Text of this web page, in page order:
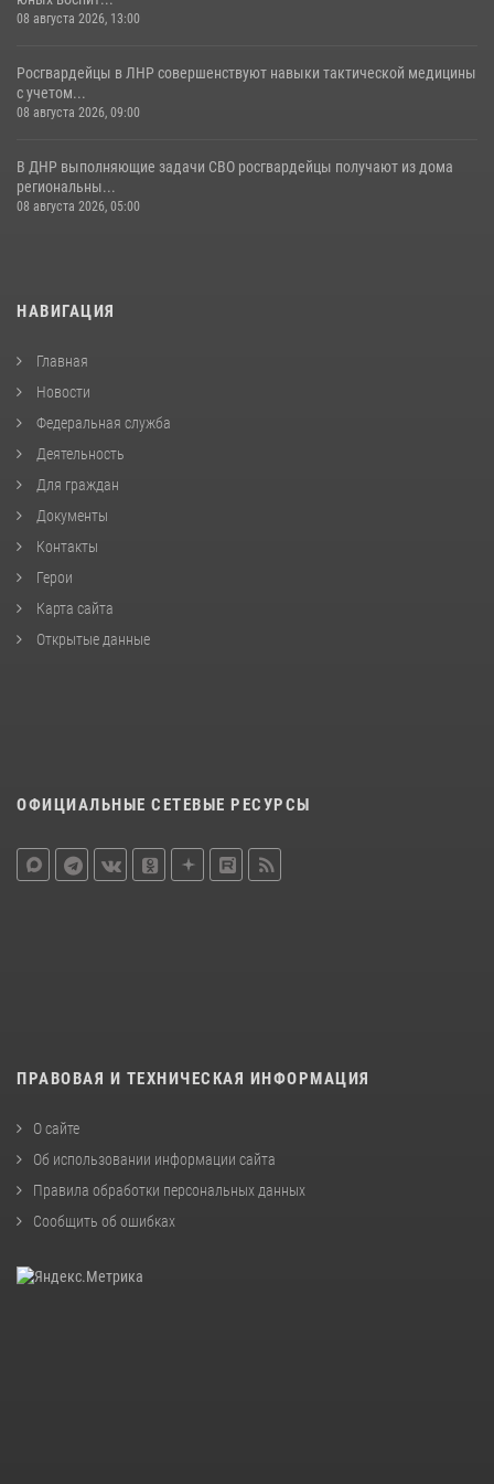
08 августа 2026, 13:00
Росгвардейцы в ЛНР совершенствуют навыки тактической медицины
с учетом...
08 августа 2026, 09:00
В ДНР выполняющие задачи СВО росгвардейцы получают из дома
региональны...
08 августа 2026, 05:00
НАВИГАЦИЯ
Главная
Новости
Федеральная служба
Деятельность
Для граждан
Документы
Контакты
Герои
Карта сайта
Открытые данные
ОФИЦИАЛЬНЫЕ СЕТЕВЫЕ РЕСУРСЫ
ПРАВОВАЯ И ТЕХНИЧЕСКАЯ ИНФОРМАЦИЯ
О сайте
Об использовании информации сайта
Правила обработки персональных данных
Сообщить об ошибках